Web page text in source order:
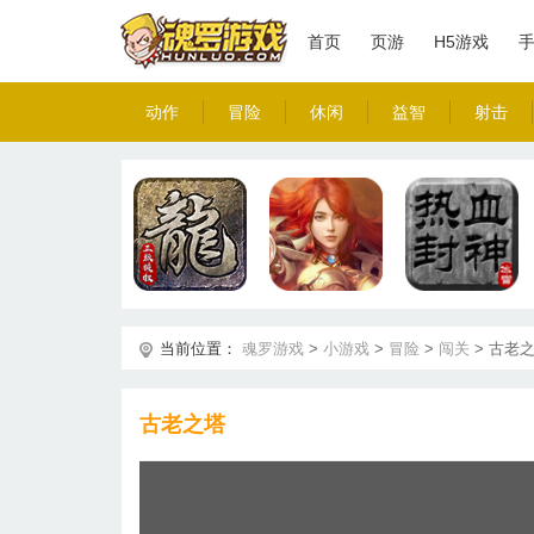
首页 页游 H5游戏
动作 冒险 休闲 益智 射击
当前位置： 魂罗游戏 > 小游戏 > 冒险 > 闯关 > 古老
古老之塔